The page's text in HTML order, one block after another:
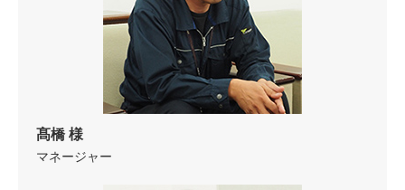
髙橋 様
マネージャー